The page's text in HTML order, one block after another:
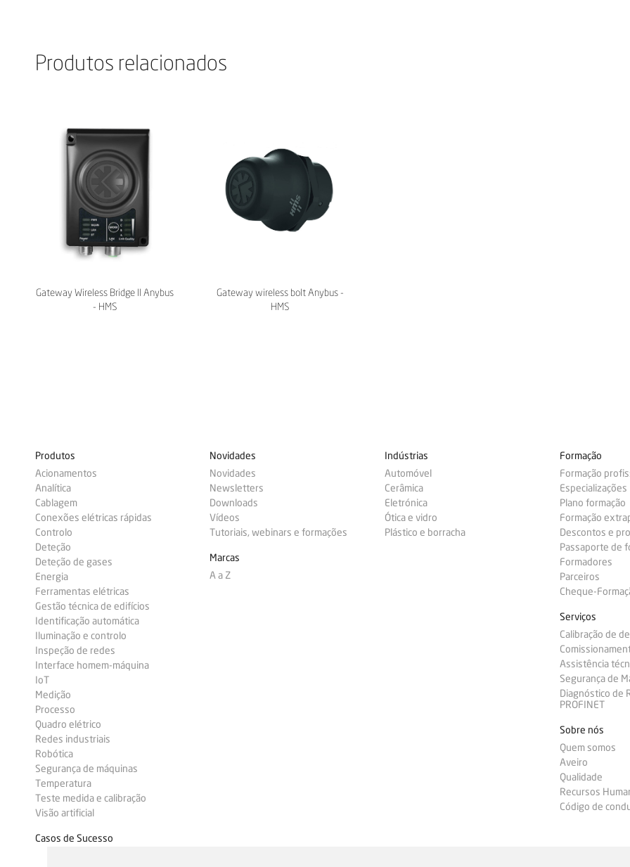
Produtos relacionados
Gateway Wireless Bridge II Anybus
- HMS
Gateway wireless bolt Anybus -
HMS
Produtos
Acionamentos
Analítica
Cablagem
Conexões elétricas rápidas
Controlo
Deteção
Deteção de gases
Energia
Ferramentas elétricas
Gestão técnica de edifícios
Identificação automática
Iluminação e controlo
Inspeção de redes
Interface homem-máquina
IoT
Medição
Processo
Quadro elétrico
Redes industriais
Robótica
Segurança de máquinas
Temperatura
Teste medida e calibração
Visão artificial
Casos de Sucesso
Novidades
Novidades
Newsletters
Downloads
Vídeos
Tutoriais, webinars e formações
Marcas
A a Z
Indústrias
Automóvel
Cerâmica
Eletrónica
Ótica e vidro
Plástico e borracha
Formação
Formação
Especializações
Plano formação
Formação
Descontos e
Passaporte de
Formadores
Parceiros
Cheque-
Serviços
Calibração de
Assistência
Segurança de
Diagnóstico de
PROFINET
Sobre nós
Quem somos
Aveiro
Qualidade
Recursos
Código de